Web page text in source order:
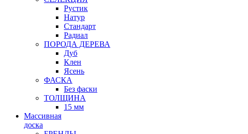
Рустик
Натур
Стандарт
Радиал
ПОРОДА ДЕРЕВА
Дуб
Клен
Ясень
ФАСКА
Без фаски
ТОЛЩИНА
15 мм
Массивная
доска